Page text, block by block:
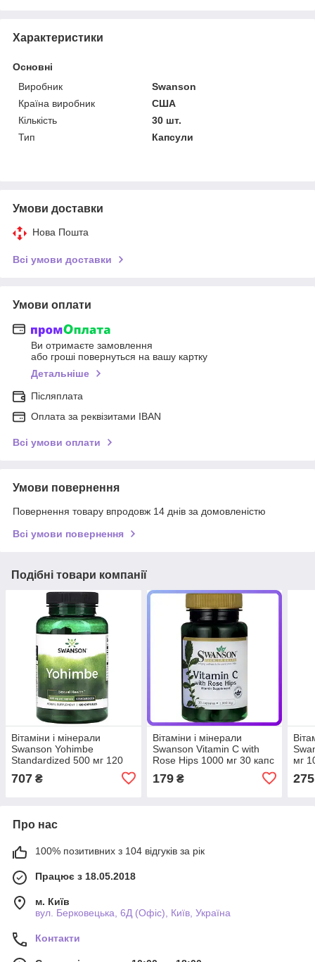
Характеристики
Основні
Виробник
Swanson
Країна виробник
США
Кількість
30 шт.
Тип
Капсули
Умови доставки
Нова Пошта
Всі умови доставки
Умови оплати
Ви отримаєте замовлення
або гроші повернуться на вашу картку
Детальніше
Післяплата
Оплата за реквізитами IBAN
Всі умови оплати
Умови повернення
Повернення товару впродовж 14 днів за домовленістю
Всі умови повернення
Подібні товари компанії
Вітаміни і мінерали
Swanson Yohimbe
Standardized 500 мг 120
707 ₴
Вітаміни і мінерали
Swanson Vitamin C with
Rose Hips 1000 мг 30 капс
179₴
мг
275
Про нас
100% позитивних з 104 відгуків за рік
Працює з 18.05.2018
м. Київ
вул. Берковецька, 6Д (Офіс), Київ, Україна
Контакти